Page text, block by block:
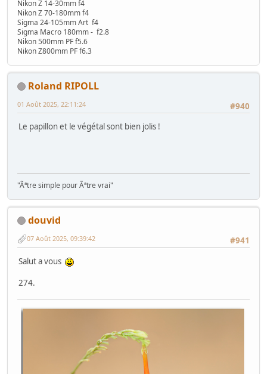
Nikon Z 14-30mm f4
Nikon Z 70-180mm f4
Sigma 24-105mm Art f4
Sigma Macro 180mm - f2.8
Nikon 500mm PF f5.6
Nikon Z800mm PF f6.3
Roland RIPOLL
#940
01 Août 2025, 22:11:24
Le papillon et le végétal sont bien jolis !
"Ãªtre simple pour Ãªtre vrai"
douvid
#941
07 Août 2025, 09:39:42
Salut a vous
274.